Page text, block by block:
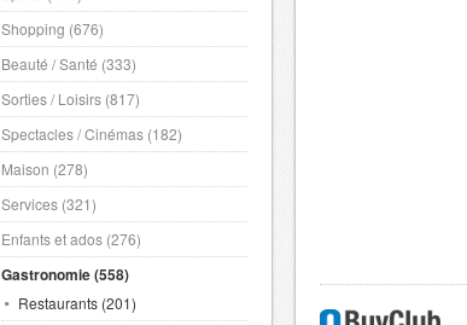
Shopping (676)
Beauté / Santé (333)
Sorties / Loisirs (817)
Spectacles / Cinémas (182)
Maison (278)
Services (321)
Enfants et ados (276)
Gastronomie (558)
Restaurants (201)